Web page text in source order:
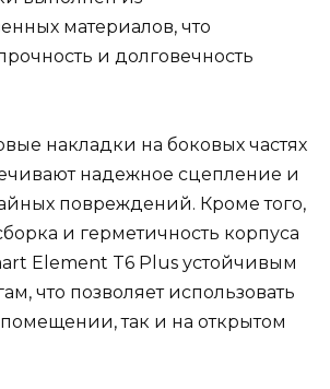
материалов, что
и долговечность
накладки на боковых частях
надежное сцепление и
повреждений. Кроме того,
и герметичность корпуса
Element T6 Plus устойчивым
что позволяет использовать
помещении, так и на открытом